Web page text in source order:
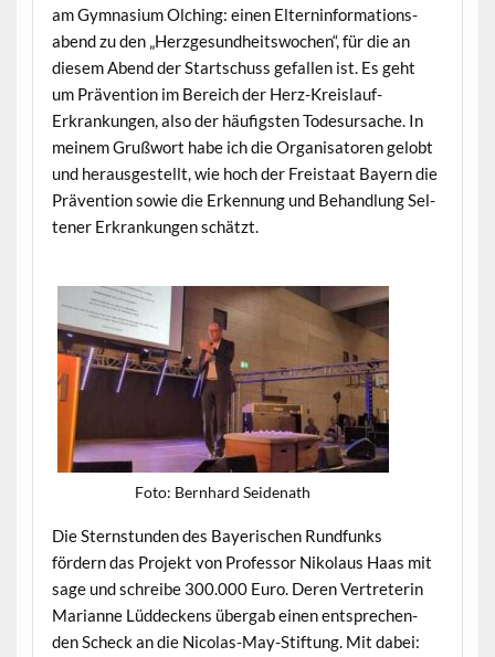
am Gym­na­si­um Olch­ing: einen Eltern­in­for­ma­tion­s­
abend zu den „Herzge­sund­heitswochen“, für die an
diesem Abend der Startschuss gefall­en ist. Es geht
um Präven­tion im Bere­ich der Herz-Kreis­lauf-
Erkrankun­gen, also der häu­fig­sten Todesur­sache. In
meinem Gruß­wort habe ich die Organ­isatoren gelobt
und her­aus­gestellt, wie hoch der Freis­taat Bay­ern die
Präven­tion sowie die Erken­nung und Behand­lung Sel­
tener Erkrankun­gen schätzt.
Foto: Bern­hard Seidenath
Die Stern­stun­den des Bay­erischen Rund­funks
fördern das Pro­jekt von Pro­fes­sor Niko­laus Haas mit
sage und schreibe 300.000 Euro. Deren Vertreterin
Mar­i­anne Lüd­deck­ens über­gab einen entsprechen­
den Scheck an die Nico­las-May-Stiftung. Mit dabei: